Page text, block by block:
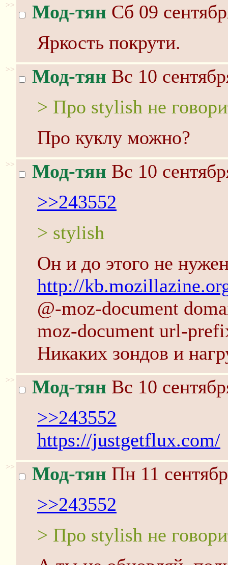
>> Мод-тян Сб 09
Яркость покрути.
>> Мод-тян Вс 10
> Про stylish не
Про куклу можно?
>> Мод-тян Вс 10
>>243552
> stylish
Он и до этого не
http://
@-moz-document
moz-document url-
Никаких зондов и
>> Мод-тян Вс 10
>>243552
https://justgetflux.com/
>> Мод-тян Пн 11
>>243552
> Про stylish не